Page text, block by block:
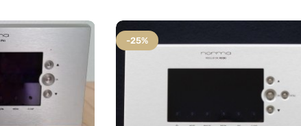
-25%